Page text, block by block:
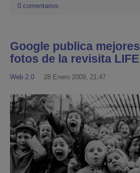
0 comentarios
Google publica mejores
fotos de la revisita LIFE
Web 2.0 28 Enero 2009, 21:47